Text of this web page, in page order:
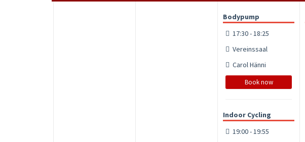
Bodypump
17:30 - 18:25
Vereinssaal
Carol Hänni
Book now
Indoor Cycling
19:00 - 19:55